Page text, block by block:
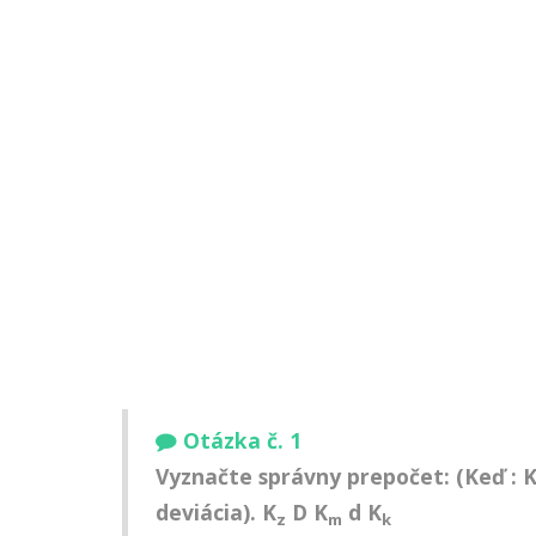
Otázka č. 1
Vyznačte správny prepočet: (Keď : K
deviácia). Kz D Km d Kk